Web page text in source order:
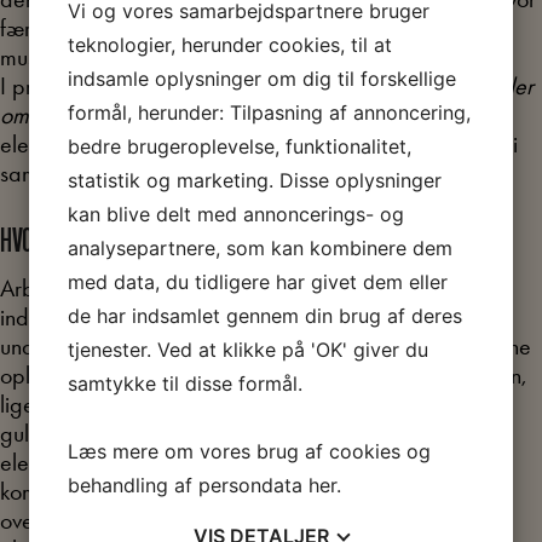
færre med erhvervsfaglig baggrund benytter sig af
museer som kulturtilbud.
I projektetDet handler ikke om, hvor mange, det handler
om hvemhar Arbejdermuseet udviklet undervisning til
elever på de social- og sundhedsfaglige uddannelser i
samarbejde med SOSU H.
HVORFOR SOSU-ELEVER?
Arbejdermuseets genstandsfelt og udstillingsprincipper
indeholder gode muligheder for at gøre skolernes
undervisning virkelighedsnær. På museet vil eleven kunne
opleve sosu-assistenen som et produkt af velfærdsstaten,
ligesom udstillingerne og fortællingerne kan blive en
guldgrube af historier som kan bygge bro mellem
eleverne og de ældre medborgere som eleverne
kommer til at arbejde med. SOSU-uddannelser findes
over hele landet, så selvom undervisningen til SOSU-
Vi og vores samarbejdspartnere bruger
teknologier, herunder cookies, til at
indsamle oplysninger om dig til forskellige
formål, herunder: Tilpasning af annoncering,
bedre brugeroplevelse, funktionalitet,
statistik og marketing. Disse oplysninger
kan blive delt med annoncerings- og
analysepartnere, som kan kombinere dem
med data, du tidligere har givet dem eller
de har indsamlet gennem din brug af deres
tjenester. Ved at klikke på 'OK' giver du
samtykke til disse formål.
Læs mere om vores brug af cookies og
behandling af persondata her.
VIS DETALJER